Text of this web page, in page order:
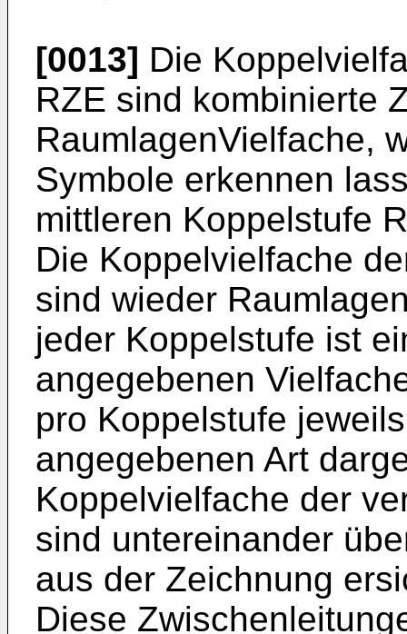
[0013] Die
RZE sind kombinierte
RaumlagenVielfache,
Symbole erkennen
mittleren Koppelstufe
Die Koppelvielfache
sind wieder
jeder Koppelstufe ist
angegebenen
pro Koppelstufe
angegebenen Art
Koppelvielfache der
sind untereinander
aus der Zeichnung
Diese